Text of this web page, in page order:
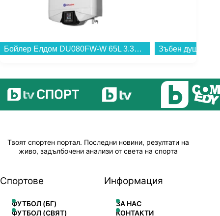
Бойлер Елдом DU080FW-W 65L 3.3KW WI-FI Галант , 3.3 , 65 , B , Вертикален...
Твоят спортен портал. Последни новини, резултати на
живо, задълбочени анализи от света на спорта
Спортове
ФУТБОЛ (БГ)
ФУТБОЛ (СВЯТ)
Информация
ЗА НАС
КОНТАКТИ